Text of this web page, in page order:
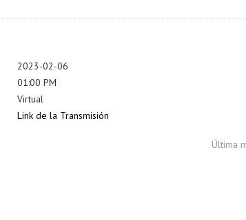
2023-02-06
01:00 PM
Virtual
Link de la Transmisión
Última